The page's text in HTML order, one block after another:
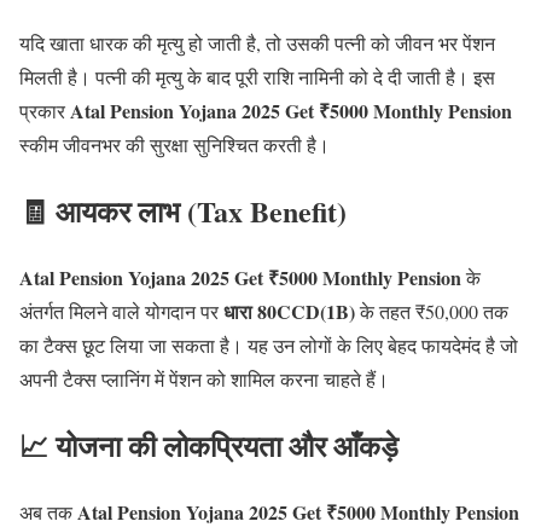
यदि खाता धारक की मृत्यु हो जाती है, तो उसकी पत्नी को जीवन भर पेंशन
मिलती है। पत्नी की मृत्यु के बाद पूरी राशि नामिनी को दे दी जाती है। इस
प्रकारAtal Pension Yojana 2025 Get ₹5000 Monthly Pension
स्कीम जीवनभर की सुरक्षा सुनिश्चित करती है।
🧾 आयकर लाभ (Tax Benefit)
Atal Pension Yojana 2025 Get ₹5000 Monthly Pensionके
अंतर्गत मिलने वाले योगदान परधारा 80CCD(1B)के तहत ₹50,000 तक
का टैक्स छूट लिया जा सकता है। यह उन लोगों के लिए बेहद फायदेमंद है जो
अपनी टैक्स प्लानिंग में पेंशन को शामिल करना चाहते हैं।
📈 योजना की लोकप्रियता और आँकड़े
अब तकAtal Pension Yojana 2025 Get ₹5000 Monthly Pension